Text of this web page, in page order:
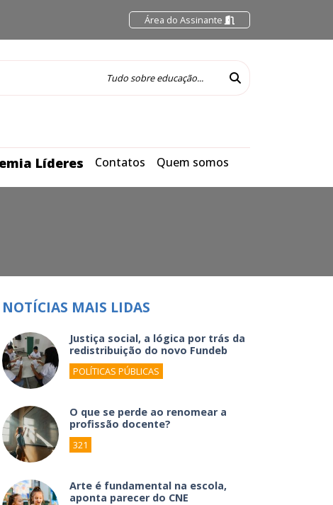
Área do Assinante
Líderes Contatos Quem somos
NOTÍCIAS MAIS LIDAS
Justiça social, a lógica por trás da
redistribuição do novo Fundeb
POLÍTICAS PÚBLICAS
O que se perde ao renomear a
profissão docente?
321
Arte é fundamental na escola,
aponta parecer do CNE